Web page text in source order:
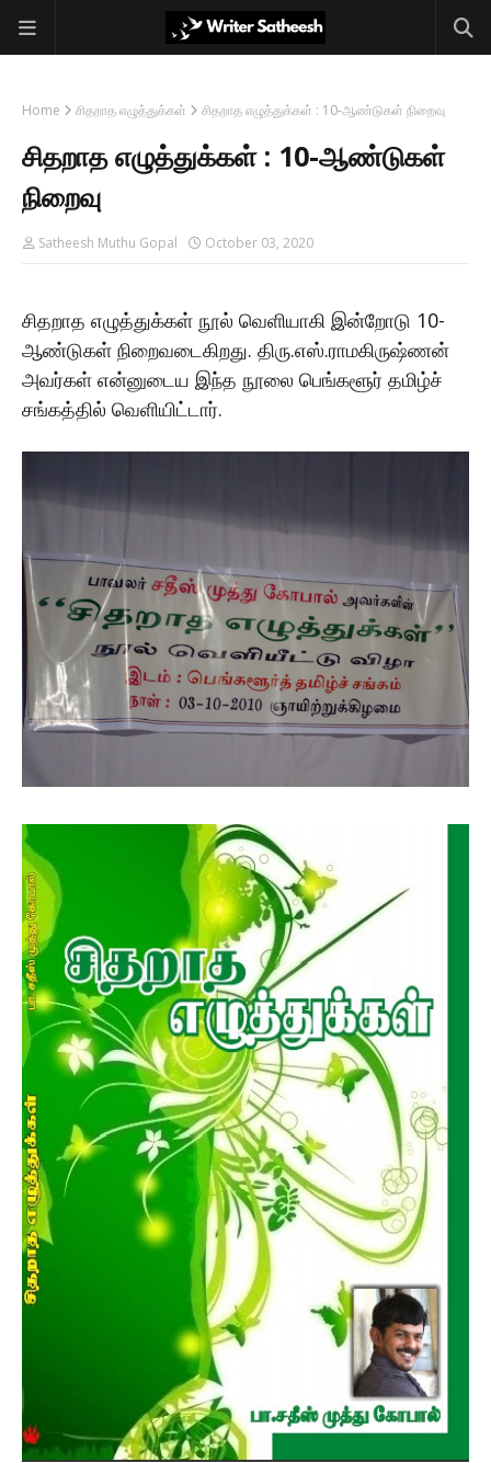
Home சிதறாத எழுத்துக்கள் சிதறாத எழுத்துக்கள் : 10-ஆண்டுகள் நிறைவு
சிதறாத எழுத்துக்கள் : 10-ஆண்டுகள்
நிறைவு
Satheesh Muthu Gopal October 03, 2020
சிதறாத எழுத்துக்கள் நூல் வெளியாகி இன்றோடு 10-
ஆண்டுகள் நிறைவடைகிறது. திரு.எஸ்.ராமகிருஷ்ணன்
அவர்கள் என்னுடைய இந்த நூலை பெங்களூர் தமிழ்ச்
சங்கத்தில் வெளியிட்டார்.